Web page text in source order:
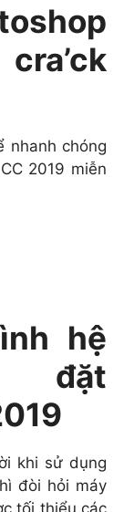
nhanh chóng
2019 miễn
hệ
đặt
khi sử dụng
đòi hỏi máy
tối thiểu các